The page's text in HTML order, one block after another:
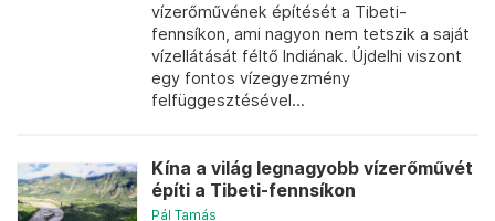
vízerőművének építését a Tibeti-
fennsíkon, ami nagyon nem tetszik a saját
vízellátását féltő Indiának. Újdelhi viszont
egy fontos vízegyezmény
felfüggesztésével...
Kína a világ legnagyobb vízerőművét
építi a Tibeti-fennsíkon
Pál Tamás